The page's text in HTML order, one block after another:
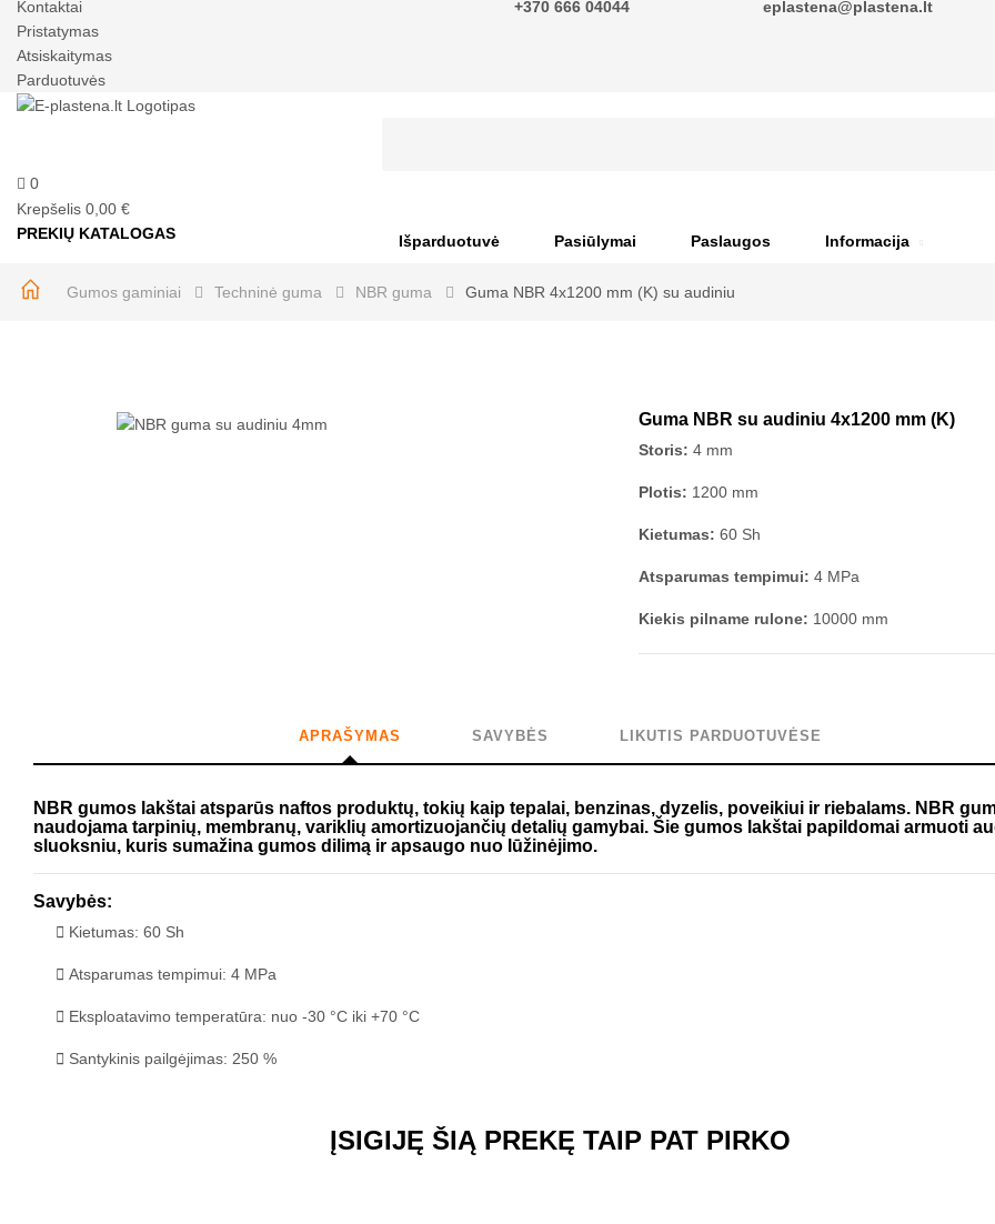
Kontaktai
Pristatymas
Atsiskaitymas
Parduotuvės
+370 666 04044 eplastena@plastena.lt
0
Krepšelis 0,00 €
PREKIŲ KATALOGAS
Išparduotuvė Pasiūlymai Paslaugos Informacija
Gumos gaminiai Techninė guma NBR guma Guma NBR 4x1200 mm (K) su audiniu
Guma NBR su audiniu 4x1200 mm (K)
Storis: 4 mm
Plotis: 1200 mm
Kietumas: 60 Sh
Atsparumas tempimui: 4 MPa
Kiekis pilname rulone: 10000 mm
APRAŠYMAS SAVYBĖS LIKUTIS PARDUOTUVĖSE
NBR gumos lakštai atsparūs naftos produktų, tokių kaip tepalai, benzinas, dyzelis, poveikiui ir riebalams. NBR
naudojama tarpinių, membranų, variklių amortizuojančių detalių gamybai. Šie gumos lakštai papildomai armuoti
sluoksniu, kuris sumažina gumos dilimą ir apsaugo nuo lūžinėjimo.
Savybės:
Kietumas: 60 Sh
Atsparumas tempimui: 4 MPa
Eksploatavimo temperatūra: nuo -30 °C iki +70 °C
Santykinis pailgėjimas: 250 %
ĮSIGIJĘ ŠIĄ PREKĘ TAIP PAT PIRKO